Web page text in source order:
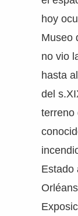
hoy
Museo
no vio
hasta
del
terreno
Estado